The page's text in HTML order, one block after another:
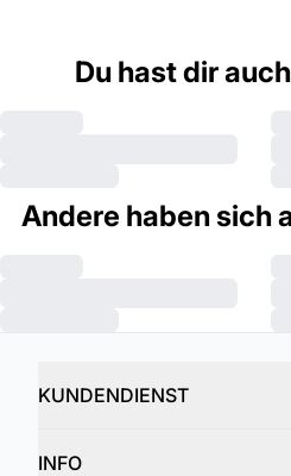
Du hast dir
Andere haben sich
KUNDENDIENST
INFO